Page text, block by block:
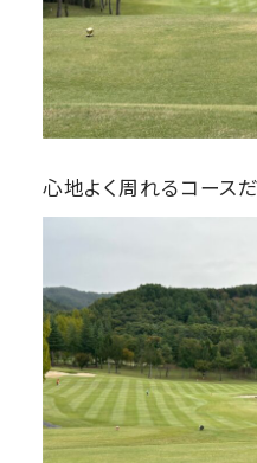
心地よく周れるコー